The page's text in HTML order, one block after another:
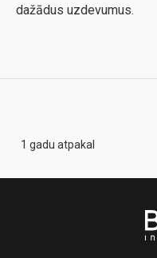
dažādus uzdevumus.
1 gadu atpakal